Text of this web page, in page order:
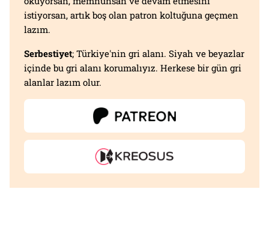
istiyorsan, artık boş olan patron koltuğuna geçmen
lazım.
Serbestiyet; Türkiye'nin gri alanı. Siyah ve beyazlar
içinde bu gri alanı korumalıyız. Herkese bir gün gri
alanlar lazım olur.